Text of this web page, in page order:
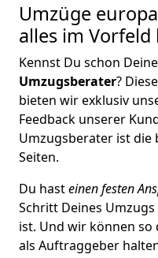
Umzüge
alles im Vorfeld
Kennst Du schon
Umzugsberater?
bieten wir exklusiv
Feedback unserer
Umzugsberater ist die
Seiten.
Du hasteinen festen
Schritt Deines
ist. Und wir können
als Auftraggeber